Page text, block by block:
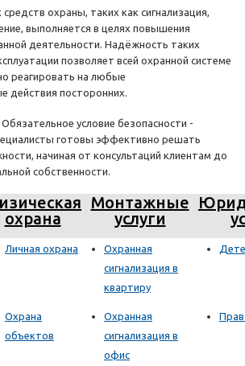
охраны, таких как сигнализация,
выполняется в целях повышения
деятельности. Надёжность таких
позволяет всей охранной системе
реагировать на любые
действия посторонних.
условие безопасности -
готовы эффективно решать
начиная от консультаций клиентам до
собственности.
охрана
Монтажные
услуги
Личная охрана
Охранная
сигнализация в
квартиру
Охрана
объектов
Охранная
сигнализация в
офис